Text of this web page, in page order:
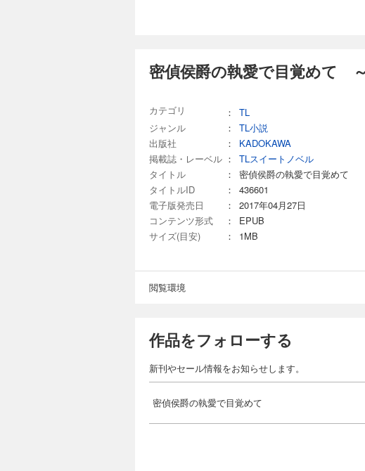
密偵侯爵の執愛で目覚めて
カテゴリ ：
TL
ジャンル
：
TL小説
出版社
：
KADOKAWA
掲載誌・レーベル ：
TLスイートノベル
タイトル
：
密偵侯爵の執愛で目覚めて
タイトルID
：
436601
電子版発売日
：
2017年04月27日
コンテンツ形式
：
EPUB
サイズ(目安)
： 1MB
閲覧環境
作品をフォローする
新刊やセール情報をお知らせします。
密偵侯爵の執愛で目覚めて